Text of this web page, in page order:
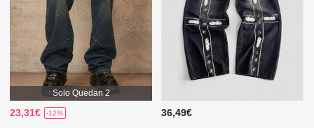
Solo Quedan 2
23,31€ -12% 36,49€